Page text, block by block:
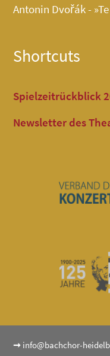
Antonin Dvořák -
Shortcuts
Spielzeitrückblick
Newsletter des
➞ info@bachchor-